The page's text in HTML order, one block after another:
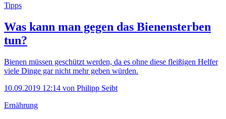
Tipps
Was kann man gegen das Bienensterben
tun?
Bienen müssen geschützt werden, da es ohne diese fleißigen Helfer
viele Dinge gar nicht mehr geben würden.
10.09.2019 12:14 von Philipp Seibt
Ernährung